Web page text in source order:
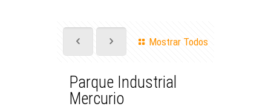
Mostrar Todos
Parque Industrial
Mercurio